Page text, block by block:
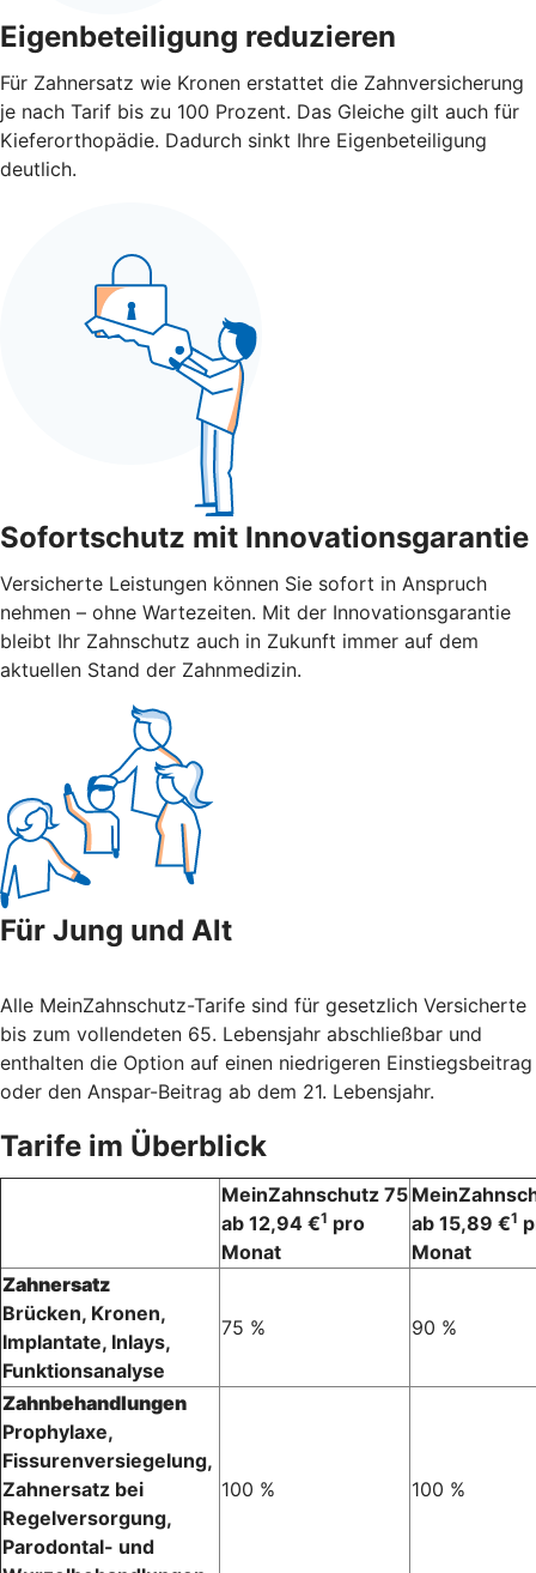
Eigenbeteiligung reduzieren
Für Zahnersatz wie Kronen erstattet die Zahnversicherung
je nach Tarif bis zu 100 Prozent. Das Gleiche gilt auch für
Kieferorthopädie. Dadurch sinkt Ihre Eigenbeteiligung
deutlich.
Sofortschutz mit Innovationsgarantie
Versicherte Leistungen können Sie sofort in Anspruch
nehmen – ohne Wartezeiten. Mit der Innovations­garantie
bleibt Ihr Zahnschutz auch in Zukunft immer auf dem
aktuellen Stand der Zahnmedizin.
Für Jung und Alt
Alle MeinZahnschutz-Tarife sind für gesetzlich Versicherte
bis zum vollendeten 65. Lebensjahr abschließbar und
enthalten die Option auf einen niedrigeren Einstiegsbeitrag
oder den Anspar-Beitrag ab dem 21. Lebensjahr.
Tarife im Überblick
MeinZahnschutz 75
ab 12,94 €1 pro
Monat
ab 15,89 €1
Monat
Zahnersatz
Brücken, Kronen,
Implantate, Inlays,
Funktionsanalyse
75 % 90 %
Zahnbehandlungen
Prophylaxe,
Fissurenversiegelung,
Zahnersatz bei
Regelversorgung,
Parodontal- und
100 % 100 %